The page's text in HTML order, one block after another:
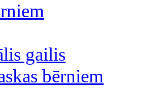
gailis
bērniem